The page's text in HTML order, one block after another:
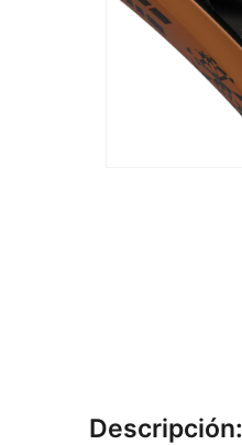
Descripción: